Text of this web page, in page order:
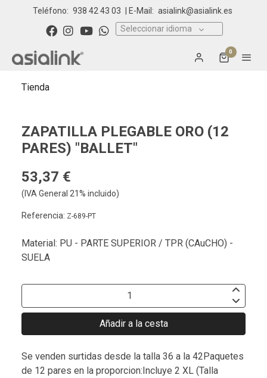
Teléfono: 938 42 43 03 | E-Mail: asialink@asialink.es
Seleccionar idioma
0
Tienda
ZAPATILLA PLEGABLE ORO (12
PARES) "BALLET"
53,37 €
(IVA General 21% incluido)
Referencia: Z-689-PT
Material: PU - PARTE SUPERIOR / TPR (CAuCHO) -
SUELA
Añadir a la cesta
Se venden surtidas desde la talla 36 a la 42Paquetes
de 12 pares en la proporcion:Incluye 2 XL (Talla